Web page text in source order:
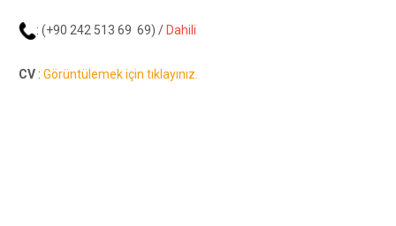
: (+90 242 513 69 69) / Dahili
CV : Görüntülemek için tıklayınız.